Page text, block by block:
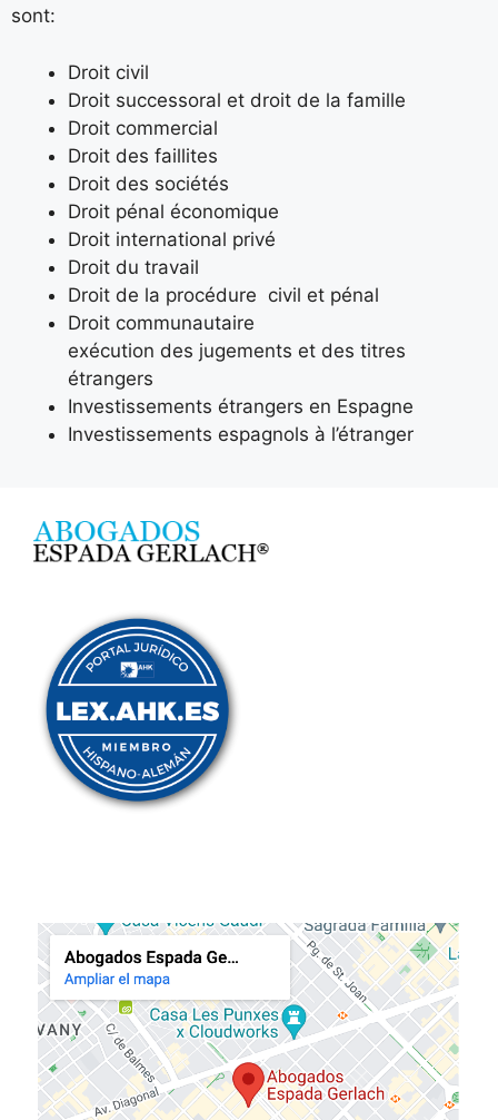
sont:
Droit civil
Droit successoral et droit de la famille
Droit commercial
Droit des faillites
Droit des sociétés
Droit pénal économique
Droit international privé
Droit du travail
Droit de la procédure civil et pénal
Droit communautaire
exécution des jugements et des titres
étrangers
Investissements étrangers en Espagne
Investissements espagnols à l’étranger